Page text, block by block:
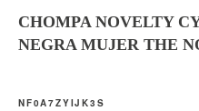
CHOMPA NOVELTY
NEGRA MUJER THE
NF0A7ZYIJK3S